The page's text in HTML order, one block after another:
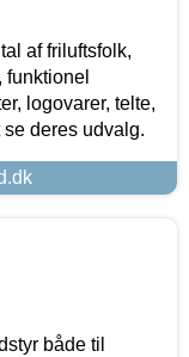
af friluftsfolk,
logovarer, telte,
deres udvalg.
både til